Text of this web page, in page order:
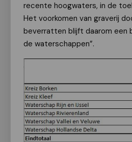
recente hoogwaters, in de
Het voorkomen van graverij
beverratten blijft daarom een
de waterschappen”.